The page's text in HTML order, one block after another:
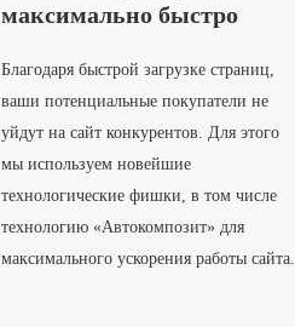
максимально быстро
Благодаря быстрой загрузке страниц,
ваши потенциальные покупатели не
уйдут на сайт конкурентов. Для этого
мы используем новейшие
технологические фишки, в том числе
технологию «Автокомпозит» для
максимального ускорения работы сайта.